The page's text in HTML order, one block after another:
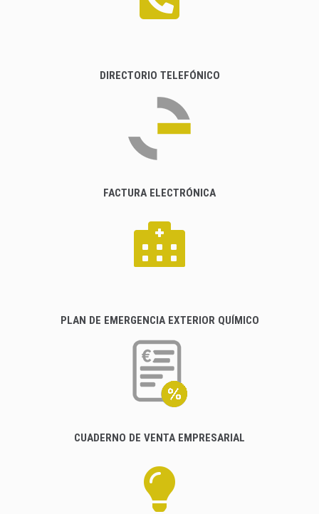
DIRECTORIO TELEFÓNICO
FACTURA ELECTRÓNICA
PLAN DE EMERGENCIA EXTERIOR QUÍMICO
CUADERNO DE VENTA EMPRESARIAL